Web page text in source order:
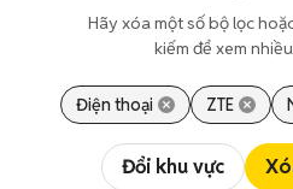
Hãy xóa một số bộ lọc
kiếm để xem
Điện thoại ZTE
Đổi khu vực